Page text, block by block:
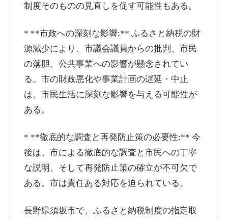
制度そのものの見直しを促す可能性もある。
* **市政への深刻な影響:** ふるさと納税の財
源減少により、市議会議員からの批判、市民
の落胆、公共事業への影響が懸念されてい
る。市の財政悪化や事業計画の遅延・中止
は、市民生活に深刻な影響を与える可能性が
ある。
* **徹底的な調査と再発防止策の必要性:** 今
後は、市による徹底的な調査と市民への丁寧
な説明、そして再発防止策の確立が不可欠で
ある。市は責任ある対応を迫られている。
長野県須坂市で、ふるさと納税制度の指定取